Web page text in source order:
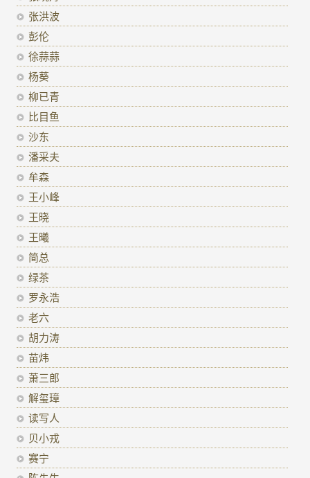
张洪波
彭伦
徐蒜蒜
杨葵
柳已青
比目鱼
沙东
潘采夫
牟森
王小峰
王晓
王曦
简总
绿茶
罗永浩
老六
胡力涛
苗炜
萧三郎
解玺璋
读写人
贝小戎
赛宁